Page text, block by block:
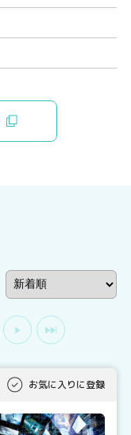
お気に入りに登録